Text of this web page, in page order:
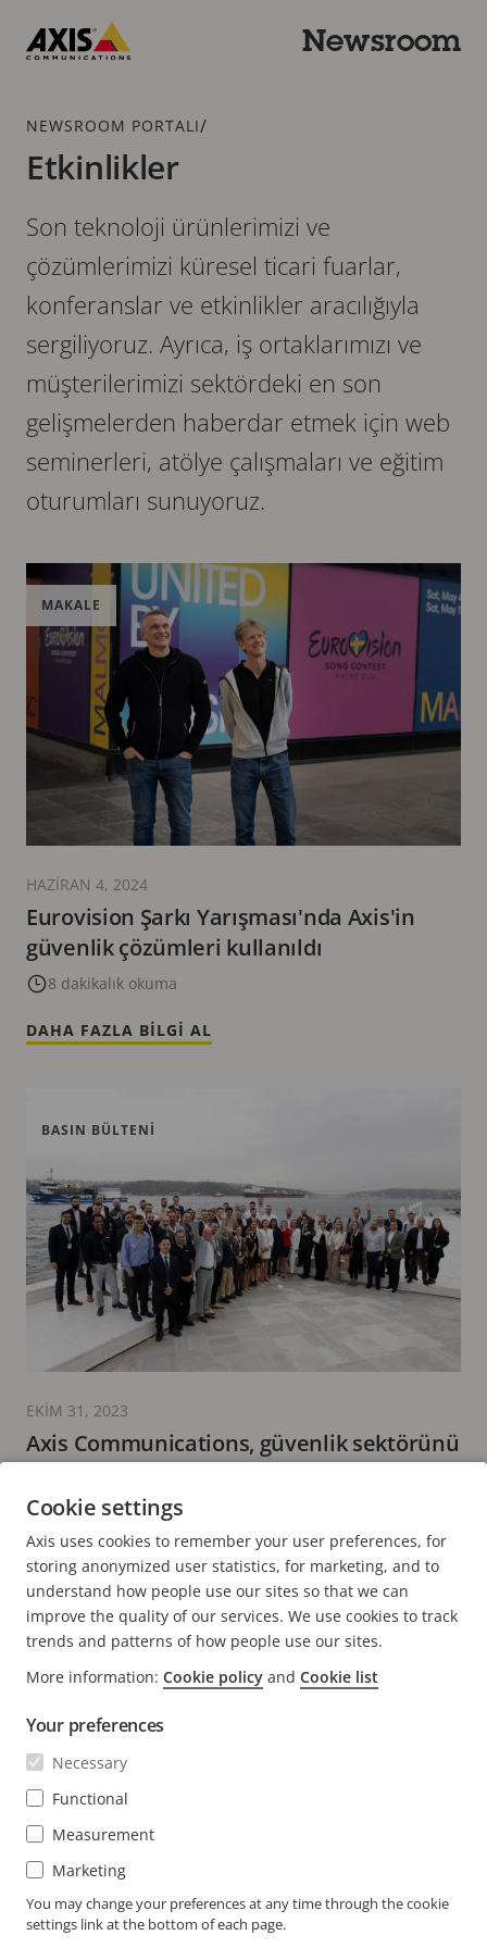
içeriğe
atla
Newsroom
İçerik
haritası
NEWSROOM PORTALI/
Etkinlikler
Son teknoloji ürünlerimizi ve
çözümlerimizi küresel ticari fuarlar,
konferanslar ve etkinlikler aracılığıyla
sergiliyoruz. Ayrıca, iş ortaklarımızı ve
müşterilerimizi sektördeki en son
gelişmelerden haberdar etmek için web
seminerleri, atölye çalışmaları ve eğitim
oturumları sunuyoruz.
Eurovision Şarkı Yarışması'nda Axis'in
güvenlik çözümleri kullanıldı
8 dakikalık okuma
MAKALE
HAZIRAN 4, 2024
DAHA FAZLA BILGI AL
Axis Communications, güvenlik sektörünü
2 dakikalık okuma
BASIN BÜLTENI
EKIM 31, 2023
DAHA FAZLA BILGI AL
Bize ulaşın
Deneyim Merkezi
HABERLER VE HIKAYELER
Engineering at Axis
ABONE OL
Haber bültenine abone olun
Axis güvenlik bildirim e-postalarına abone olun
TURKEY / TÜRKÇE NEWSROOM
Cookie settings
Axis uses cookies to remember your user preferences, for
storing anonymized user statistics, for marketing, and to
understand how people use our sites so that we can
improve the quality of our services. We use cookies to track
trends and patterns of how people use our sites.
More information: Cookie policy and Cookie list
Your preferences
Necessary
Functional
Measurement
Marketing
You may change your preferences at any time through the cookie
settings link at the bottom of each page.